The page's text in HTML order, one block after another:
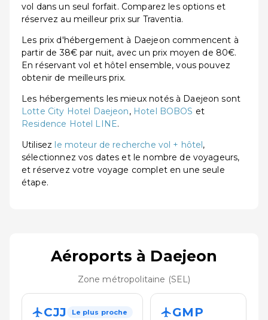
vol dans un seul forfait. Comparez les options et
réservez au meilleur prix sur Traventia.
Les prix d'hébergement à Daejeon commencent à
partir de 38€ par nuit, avec un prix moyen de 80€.
En réservant vol et hôtel ensemble, vous pouvez
obtenir de meilleurs prix.
Les hébergements les mieux notés à Daejeon sont
Lotte City Hotel Daejeon, Hotel BOBOS et
Residence Hotel LINE.
Utilisez le moteur de recherche vol + hôtel,
sélectionnez vos dates et le nombre de voyageurs,
et réservez votre voyage complet en une seule
étape.
Aéroports à Daejeon
Zone métropolitaine (SEL)
CJJ Le plus proche GMP